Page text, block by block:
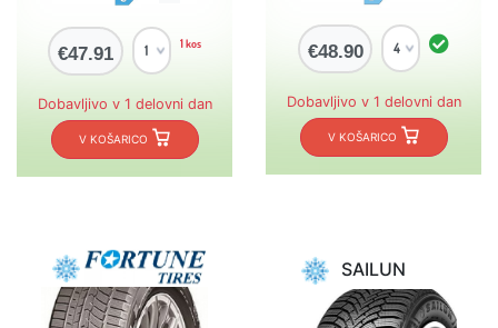
€47.91 1 kos
Dobavljivo v 1 delovni dan
V KOŠARICO
€48.90
Dobavljivo v 1 delovni dan
V KOŠARICO
SAILUN